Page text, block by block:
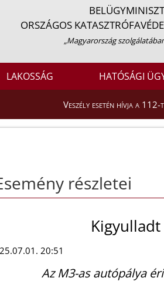
ORSZÁGOS
„Magyarország
LAKOSSÁG HATÓSÁGI
Veszély esetén hívja a
részletei
20:51
Az M3-as autópálya